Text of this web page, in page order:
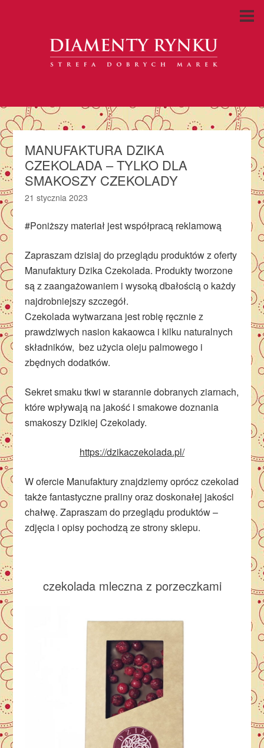
MANUFAKTURA DZIKA
CZEKOLADA – TYLKO DLA
SMAKOSZY CZEKOLADY
21 stycznia 2023
#Poniższy materiał jest współpracą reklamową
Zapraszam dzisiaj do przeglądu produktów z oferty
Manufaktury Dzika Czekolada. Produkty tworzone
są z zaangażowaniem i wysoką dbałością o każdy
najdrobniejszy szczegół.
Czekolada wytwarzana jest robię ręcznie z
prawdziwych nasion kakaowca i kilku naturalnych
składników, bez użycia oleju palmowego i
zbędnych dodatków.
Sekret smaku tkwi w starannie dobranych ziarnach,
które wpływają na jakość i smakowe doznania
smakoszy Dzikiej Czekolady.
https://dzikaczekolada.pl/
W ofercie Manufaktury znajdziemy oprócz czekolad
także fantastyczne praliny oraz doskonałej jakości
chałwę. Zapraszam do przeglądu produktów –
zdjęcia i opisy pochodzą ze strony sklepu.
czekolada mleczna z porzeczkami